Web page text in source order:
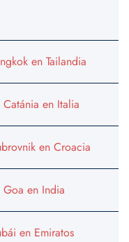
en Tailandia
en Italia
en Croacia
en India
en Emiratos